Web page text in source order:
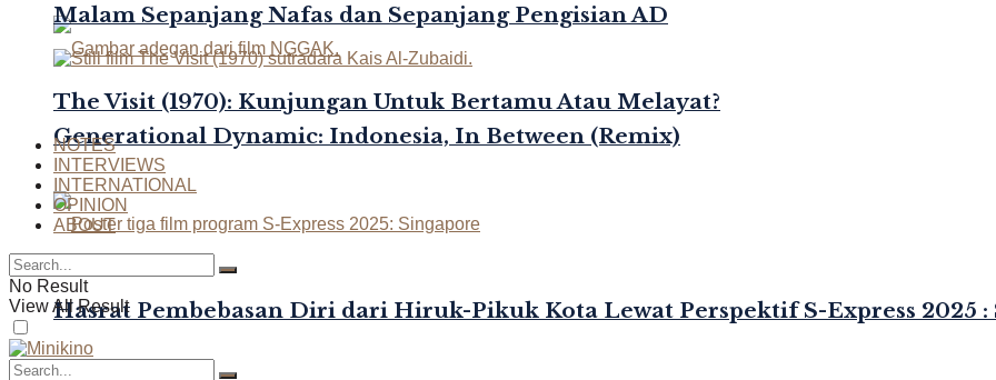
Generational Dynamic: Indonesia, In Between (Remix)
Hasrat Pembebasan Diri dari Hiruk-Pikuk Kota Lewat Perspektif S-Express 2025 :
Malam Sepanjang Nafas dan Sepanjang Pengisian AD
The Visit (1970): Kunjungan Untuk Bertamu Atau Melayat?
NOTES
INTERVIEWS
INTERNATIONAL
OPINION
ABOUT
No Result
View All Result